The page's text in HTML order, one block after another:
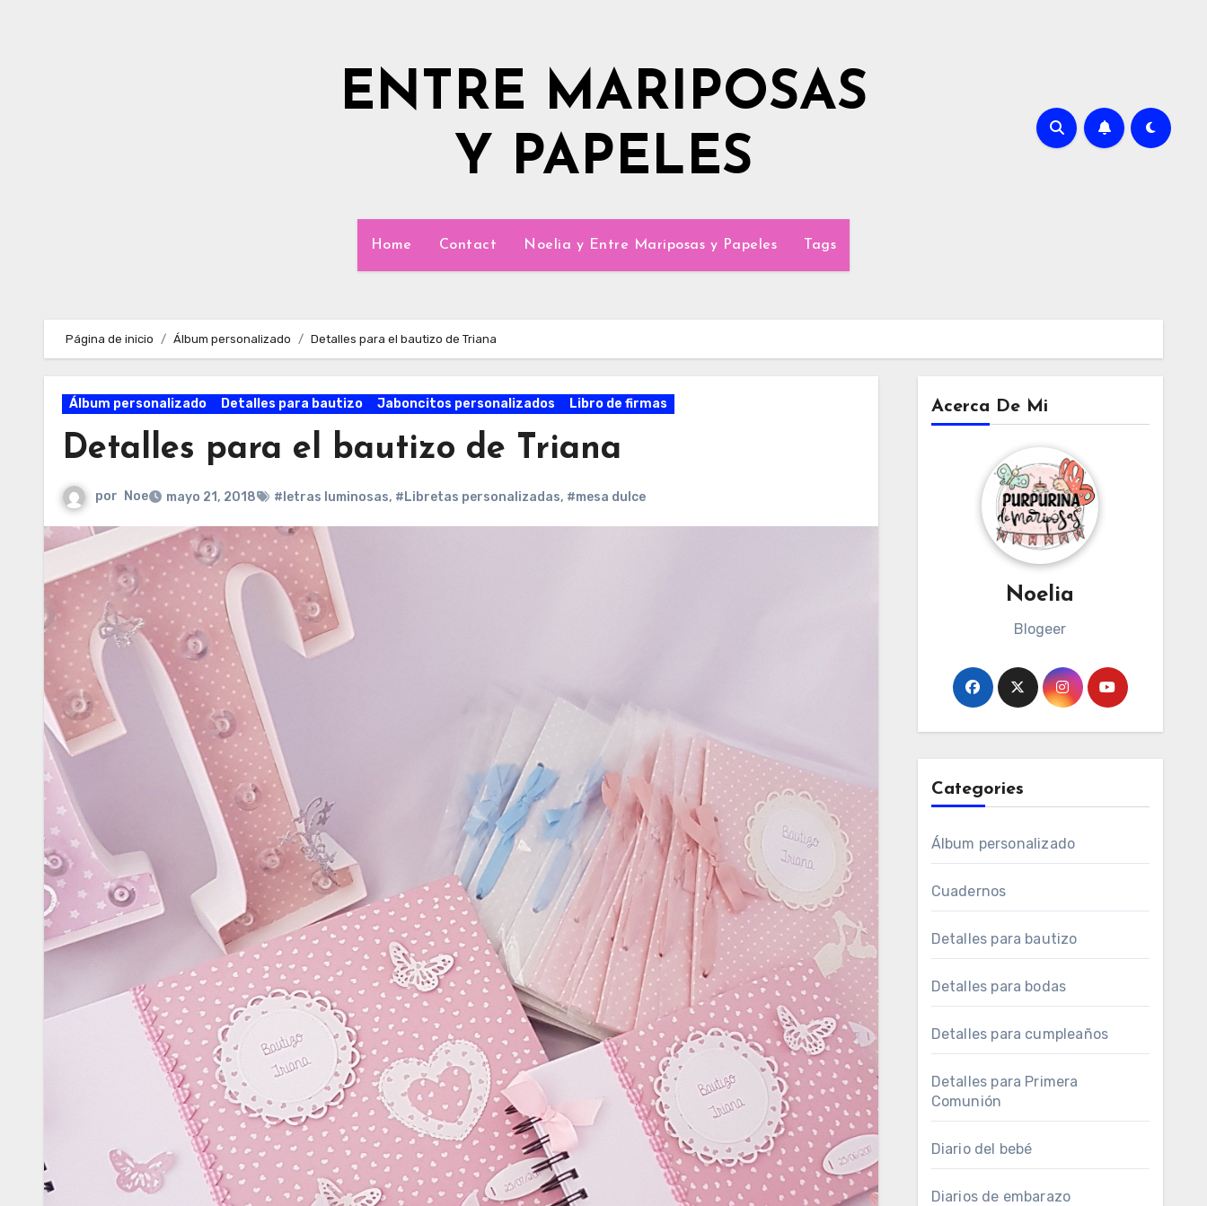
ENTRE MARIPOSAS
Y PAPELES
Home Contact Noelia y Entre Mariposas y Papeles Tags
Página de inicio Álbum personalizado Detalles para el bautizo de Triana
Álbum personalizado Detalles para bautizo Jaboncitos personalizados Libro de firmas
Detalles para el bautizo de Triana
por Noe mayo 21, 2018 #letras luminosas, #Libretas personalizadas, #mesa dulce
Acerca De Mi
Noelia
Blogeer
Categories
Álbum personalizado
Cuadernos
Detalles para bautizo
Detalles para bodas
Detalles para cumpleaños
Detalles para Primera
Comunión
Diario del bebé
Diarios de embarazo